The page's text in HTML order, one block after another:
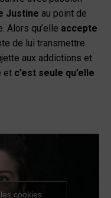
Justine au point de
Alors qu’elle accepte
de lui transmettre
aux addictions et
et c’est seule qu’elle
cookies